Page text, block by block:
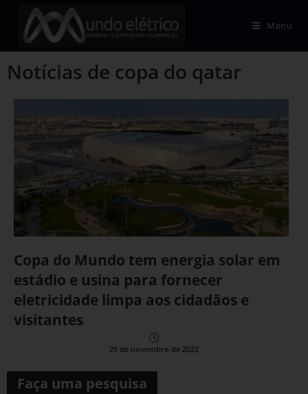
Menu
Notícias de copa do qatar
Copa do Mundo tem energia solar em
estádio e usina para fornecer
eletricidade limpa aos cidadãos e
visitantes
29 de novembro de 2022
Faça uma pesquisa